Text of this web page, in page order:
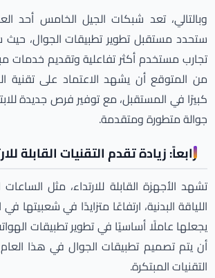
وبالتالي، تعد شبكات الجيل الخامس أحد
ستحدد مستقبل تطوير تطبيقات الجوال،
تجارب مستخدم أكثر تفاعلية وتقديم خدمات
من المتوقع أن يشهد الاعتماد على تقنية
كبيرًا في المستقبل، مع توفير فرص جديدة
جوالة متطورة ومتقدمة.
رابعاً: زيادة تقدم التقنيات القابلة
تشهد الأجهزة القابلة للارتداء، مثل
اللياقة البدنية، ارتفاعًا متزايدًا في شعبيتها
يجعلها عاملًا أساسيًا في تطوير تطبيقات
أن يتم تصميم تطبيقات الجوال في هذا
التقنيات المبتكرة.